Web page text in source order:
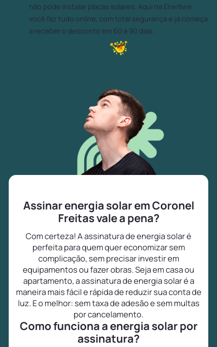
não pode instalar placas solares. Aqui na Enerlivre
você faz tudo online, com total segurança e já começa
a receber o desconto em 60 a 90 dias.
Assinar energia solar em Coronel
Freitas vale a pena?
Com certeza! A assinatura de energia solar é
perfeita para quem quer economizar sem
complicação, sem precisar investir em
equipamentos ou fazer obras. Seja em casa ou
apartamento, a assinatura de energia solar é a
maneira mais fácil e rápida de reduzir sua conta de
luz. E o melhor: sem taxa de adesão e sem multas
por cancelamento.
Como funciona a energia solar por
assinatura?